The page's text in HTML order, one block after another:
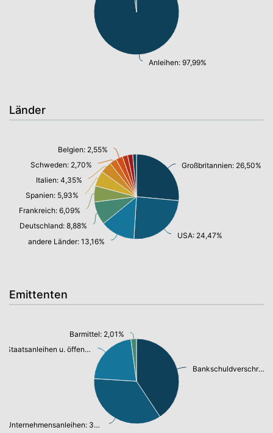
Anleihen: 97,99%
Länder
Großbritannien: 26,50%
USA: 24,47%
andere Länder: 13,16%
Deutschland: 8,88%
Frankreich: 6,09%
Spanien: 5,93%
Italien: 4,35%
Schweden: 2,70%
Belgien: 2,55%
Emittenten
Bankschuldverschreibung: 38,73%
Unternehmensanleihen: 33,58%
Staatsanleihen u. öffentl.Anleihen: 20,84%
Barmittel: 2,01%